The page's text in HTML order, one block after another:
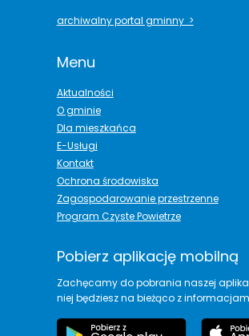
archiwalny portal gminny >
Menu
Aktualności
O gminie
Dla mieszkańca
E-Usługi
Kontakt
Ochrona środowiska
Zagospodarowanie przestrzenne
Program Czyste Powietrze
Pobierz aplikację mobilną
Zachęcamy do pobrania naszej
niej będziesz na bieżąco z